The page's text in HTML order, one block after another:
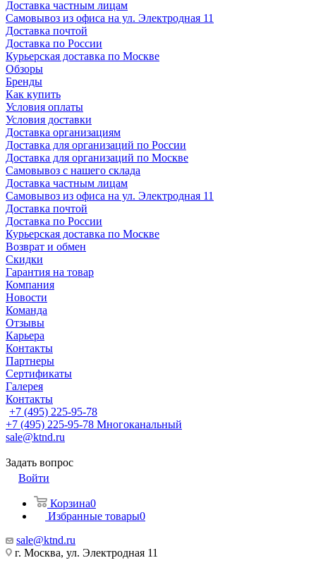
Доставка частным лицам
Самовывоз из офиса на ул. Электродная 11
Доставка почтой
Доставка по России
Курьерская доставка по Москве
Обзоры
Бренды
Как купить
Условия оплаты
Условия доставки
Доставка организациям
Доставка для организаций по России
Доставка для организаций по Москве
Самовывоз с нашего склада
Доставка частным лицам
Самовывоз из офиса на ул. Электродная 11
Доставка почтой
Доставка по России
Курьерская доставка по Москве
Возврат и обмен
Скидки
Гарантия на товар
Компания
Новости
Команда
Отзывы
Карьера
Контакты
Партнеры
Сертификаты
Галерея
Контакты
+7 (495) 225-95-78
+7 (495) 225-95-78 Многоканальный
sale@ktnd.ru
Задать вопрос
Войти
Корзина0
Избранные товары0
sale@ktnd.ru
г. Москва, ул. Электродная 11